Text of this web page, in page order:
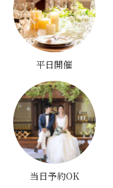
平日開催
当日予約OK